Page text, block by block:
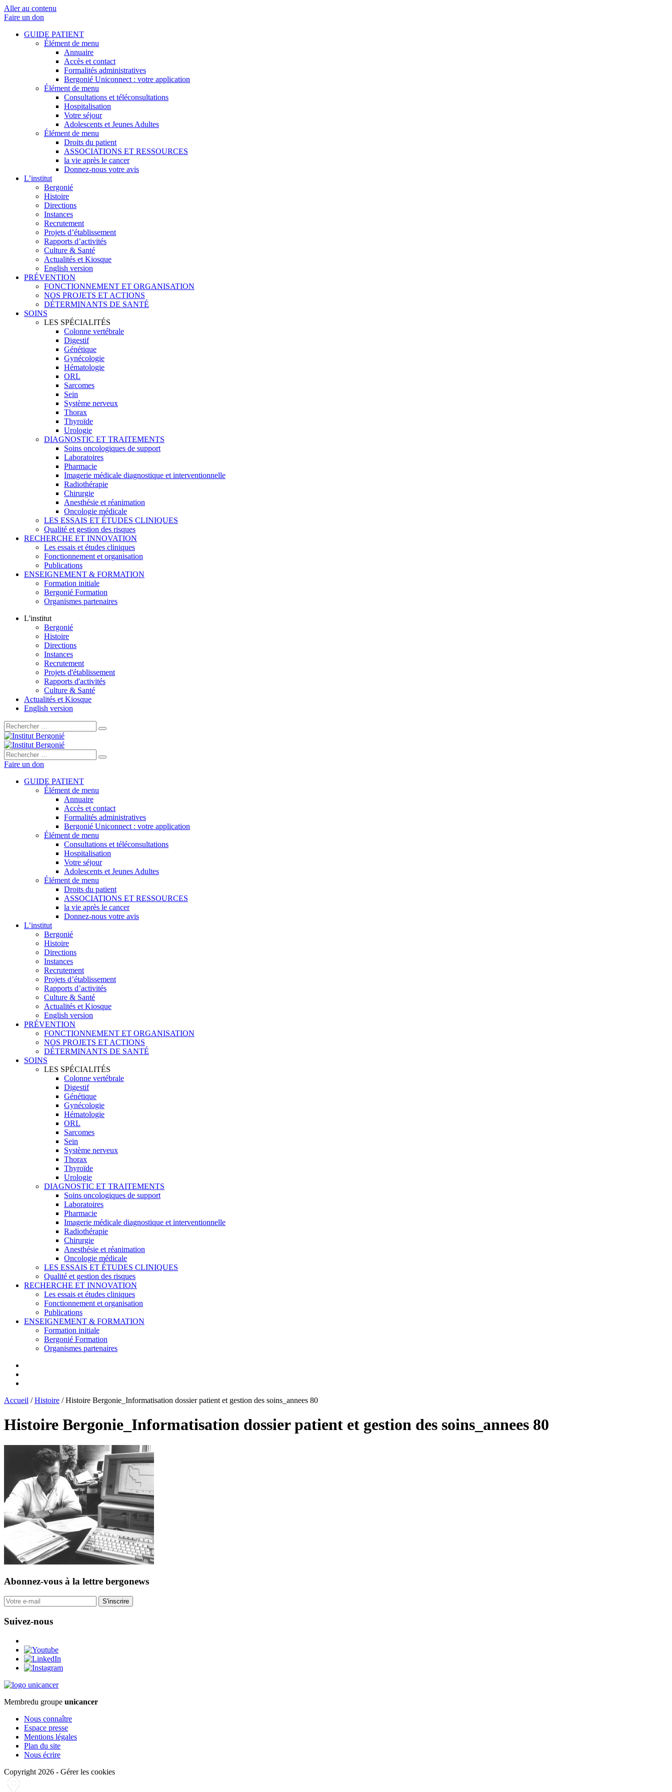
Aller au contenu
Faire un don
GUIDE PATIENT
Élément de menu
Annuaire
Accès et contact
Formalités administratives
Bergonié Uniconnect : votre application
Élément de menu
Consultations et téléconsultations
Hospitalisation
Votre séjour
Adolescents et Jeunes Adultes
Élément de menu
Droits du patient
ASSOCIATIONS ET RESSOURCES
la vie après le cancer
Donnez-nous votre avis
L’institut
Bergonié
Histoire
Directions
Instances
Recrutement
Projets d’établissement
Rapports d’activités
Culture & Santé
Actualités et Kiosque
English version
PRÉVENTION
FONCTIONNEMENT ET ORGANISATION
NOS PROJETS ET ACTIONS
DÉTERMINANTS DE SANTÉ
SOINS
LES SPÉCIALITÉS
Colonne vertébrale
Digestif
Génétique
Gynécologie
Hématologie
ORL
Sarcomes
Sein
Système nerveux
Thorax
Thyroïde
Urologie
DIAGNOSTIC ET TRAITEMENTS
Soins oncologiques de support
Laboratoires
Pharmacie
Imagerie médicale diagnostique et interventionnelle
Radiothérapie
Chirurgie
Anesthésie et réanimation
Oncologie médicale
LES ESSAIS ET ÉTUDES CLINIQUES
Qualité et gestion des risques
RECHERCHE ET INNOVATION
Les essais et études cliniques
Fonctionnement et organisation
Publications
ENSEIGNEMENT & FORMATION
Formation initiale
Bergonié Formation
Organismes partenaires
L'institut
Bergonié
Histoire
Directions
Instances
Recrutement
Projets d'établissement
Rapports d'activités
Culture & Santé
Actualités et Kiosque
English version
Rechercher :
Rechercher :
Faire un don
GUIDE PATIENT
Élément de menu
Annuaire
Accès et contact
Formalités administratives
Bergonié Uniconnect : votre application
Élément de menu
Consultations et téléconsultations
Hospitalisation
Votre séjour
Adolescents et Jeunes Adultes
Élément de menu
Droits du patient
ASSOCIATIONS ET RESSOURCES
la vie après le cancer
Donnez-nous votre avis
L’institut
Bergonié
Histoire
Directions
Instances
Recrutement
Projets d’établissement
Rapports d’activités
Culture & Santé
Actualités et Kiosque
English version
PRÉVENTION
FONCTIONNEMENT ET ORGANISATION
NOS PROJETS ET ACTIONS
DÉTERMINANTS DE SANTÉ
SOINS
LES SPÉCIALITÉS
Colonne vertébrale
Digestif
Génétique
Gynécologie
Hématologie
ORL
Sarcomes
Sein
Système nerveux
Thorax
Thyroïde
Urologie
DIAGNOSTIC ET TRAITEMENTS
Soins oncologiques de support
Laboratoires
Pharmacie
Imagerie médicale diagnostique et interventionnelle
Radiothérapie
Chirurgie
Anesthésie et réanimation
Oncologie médicale
LES ESSAIS ET ÉTUDES CLINIQUES
Qualité et gestion des risques
RECHERCHE ET INNOVATION
Les essais et études cliniques
Fonctionnement et organisation
Publications
ENSEIGNEMENT & FORMATION
Formation initiale
Bergonié Formation
Organismes partenaires
Accueil /Histoire /Histoire Bergonie_Informatisation dossier patient et gestion des soins_annees 80
Histoire Bergonie_Informatisation dossier patient et gestion des soins_annees 80
Abonnez-vous à la lettre bergonews
S'inscrire
Suivez-nous
Membredu groupe unicancer
Nous connaître
Espace presse
Mentions légales
Plan du site
Nous écrire
Copyright 2026 - Gérer les cookies